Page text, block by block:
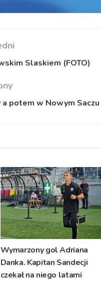
Slaskiem (FOTO)
potem w Nowym Saczu
Wymarzony gol Adriana
Danka. Kapitan Sandecji
czekał na niego latami